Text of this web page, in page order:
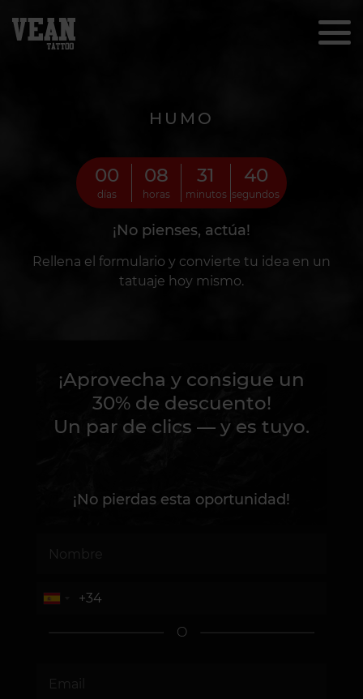
HUMO
00
días
08
horas
31
minutos
38
segundos
¡No pienses, actúa!
Rellena el formulario y convierte tu idea en un
tatuaje hoy mismo.
¡Aprovecha y consigue un
30% de descuento!
Un par de clics — y es tuyo.
¡No pierdas esta oportunidad!
O